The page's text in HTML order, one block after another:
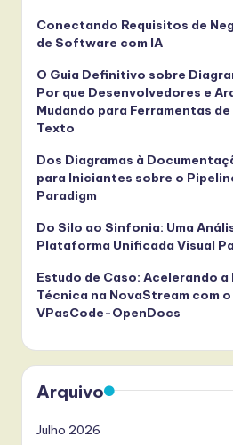
Conectando Requisitos de
de Software com IA
O Guia Definitivo sobre
Por que Desenvolvedores e
Mudando para Ferramentas de
Texto
Dos Diagramas à
para Iniciantes sobre o
Paradigm
Do Silo ao Sinfonia: Uma
Plataforma Unificada Visual
Estudo de Caso: Acelerando
Técnica na NovaStream com
VPasCode-OpenDocs
Arquivo
Julho 2026